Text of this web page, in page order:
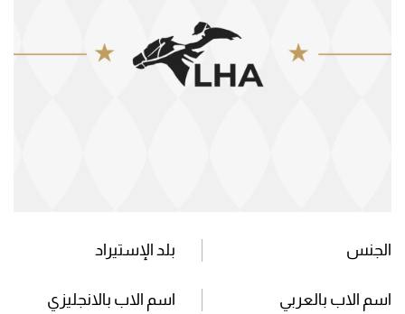
الجنس بلد الإستيراد
اسم الاب بالعربي اسم الاب بالانجليزي